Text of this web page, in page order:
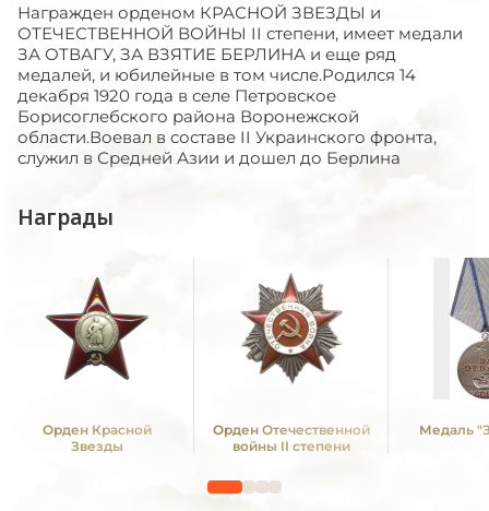
Награжден орденом КРАСНОЙ ЗВЕЗДЫ и
ОТЕЧЕСТВЕННОЙ ВОЙНЫ II степени, имеет медали
ЗА ОТВАГУ, ЗА ВЗЯТИЕ БЕРЛИНА и еще ряд
медалей, и юбилейные в том числе.Родился 14
декабря 1920 года в селе Петровское
Борисоглебского района Воронежской
области.Воевал в составе II Украинского фронта,
служил в Средней Азии и дошел до Берлина
Награды
Орден Красной
Звезды
Орден Отечественной
войны II степени
Медаль